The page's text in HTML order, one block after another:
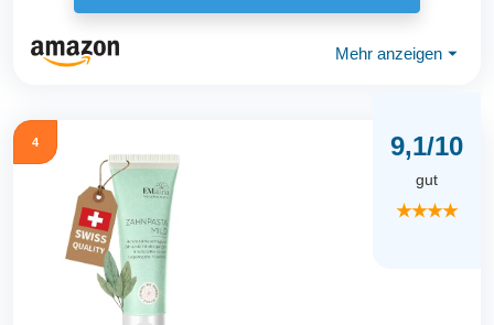
Mehr anzeigen ⏷
4 9,1/10
gut
★★★★